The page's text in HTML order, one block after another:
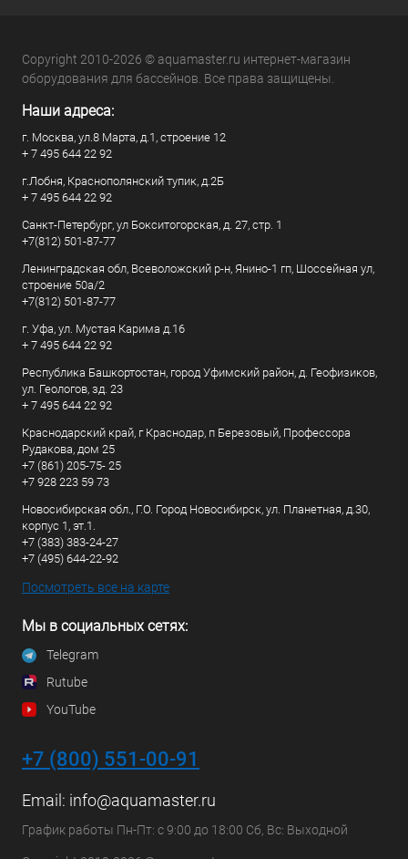
Copyright 2010-2026 © aquamaster.ru интернет-магазин
оборудования для бассейнов. Все права защищены.
Наши адреса:
г. Москва, ул.8 Марта, д.1, строение 12
+ 7 495 644 22 92
г.Лобня, Краснополянский тупик, д.2Б
+ 7 495 644 22 92
Санкт-Петербург, ул Бокситогорская, д. 27, стр. 1
+7(812) 501-87-77
Ленинградская обл, Всеволожский р-н, Янино-1 гп, Шоссейная ул,
строение 50а/2
+7(812) 501-87-77
г. Уфа, ул. Мустая Карима д.16
+ 7 495 644 22 92
Республика Башкортостан, город Уфимский район, д. Геофизиков,
ул. Геологов, зд. 23
+ 7 495 644 22 92
Краснодарский край, г Краснодар, п Березовый, Профессора
Рудакова, дом 25
+7 (861) 205-75- 25
+7 928 223 59 73
Новосибирская обл., Г.О. Город Новосибирск, ул. Планетная, д.30,
корпус 1, эт.1.
+7 (383) 383-24-27
+7 (495) 644-22-92
Посмотреть все на карте
Мы в социальных сетях:
Telegram
Rutube
YouTube
+7 (800) 551-00-91
Email: info@aquamaster.ru
График работы Пн-Пт: с 9:00 до 18:00 Сб, Вс: Выходной